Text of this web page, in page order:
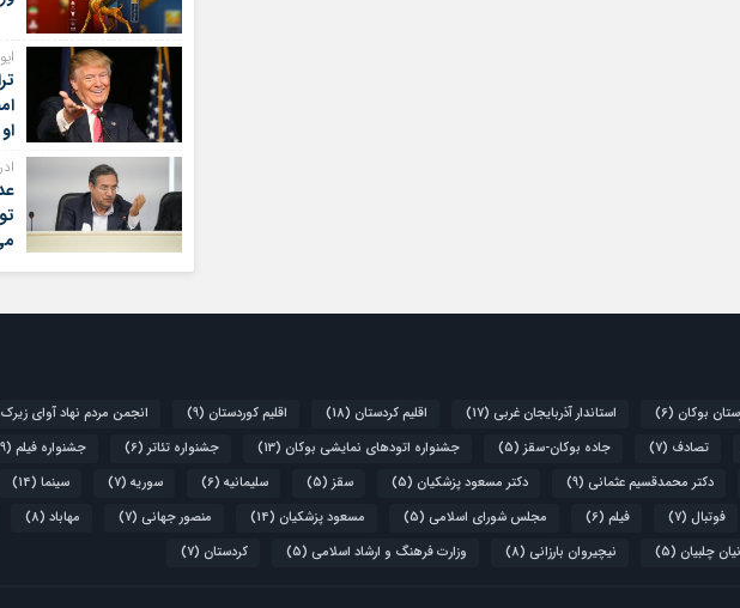
بوکان (6) استاندار آذربایجان غربی (17) اقلیم کردستان (18) اقلیم کوردستان (9) انجمن مردم نهاد آوای زیرک
تصادف (7) جاده بوکان-سقز (5) جشنواره اتودهای نمایشی بوکان (13) جشنواره تئاتر (6) جشنواره فیلم (9)
دکتر محمدقسیم عثمانی (9) دکتر مسعود پزشکیان (5) سقز (5) سلیمانیه (6) سوریه (7) سینما (14)
فوتبال (7) فیلم (6) مجلس شورای اسلامی (5) مسعود پزشکیان (14) منصور جهانی (7) مهاباد (8)
نیان چلبیان (5) نیچیروان بارزانی (8) وزارت فرهنگ و ارشاد اسلامی (5) کردستان (7)